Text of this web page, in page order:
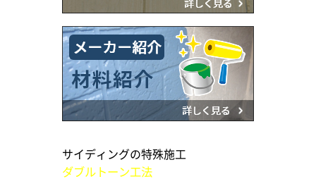
サイディングの特殊施工
ダブルトーン工法